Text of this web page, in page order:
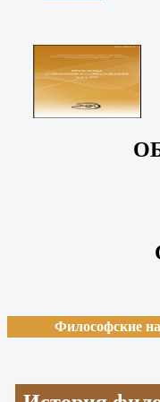
Философские